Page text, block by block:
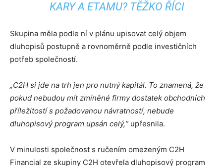
KARY A ETAMU? TĚŽKO ŘÍCI
Skupina měla podle ní v plánu upisovat celý objem
dluhopisů postupně a rovnoměrně podle investičních
potřeb společností.
„C2H si jde na trh jen pro nutný kapitál. To znamená, že
pokud nebudou mít zmíněné firmy dostatek obchodních
příležitostí s požadovanou návratností, nebude
dluhopisový program upsán celý,“upřesnila.
V minulosti společnost s ručením omezeným C2H
Financial ze skupiny C2H otevřela dluhopisový program